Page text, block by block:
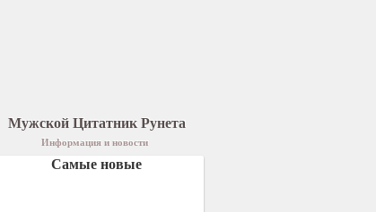
Мужской Цитатник Рунета
Информация и новости
Самые новые